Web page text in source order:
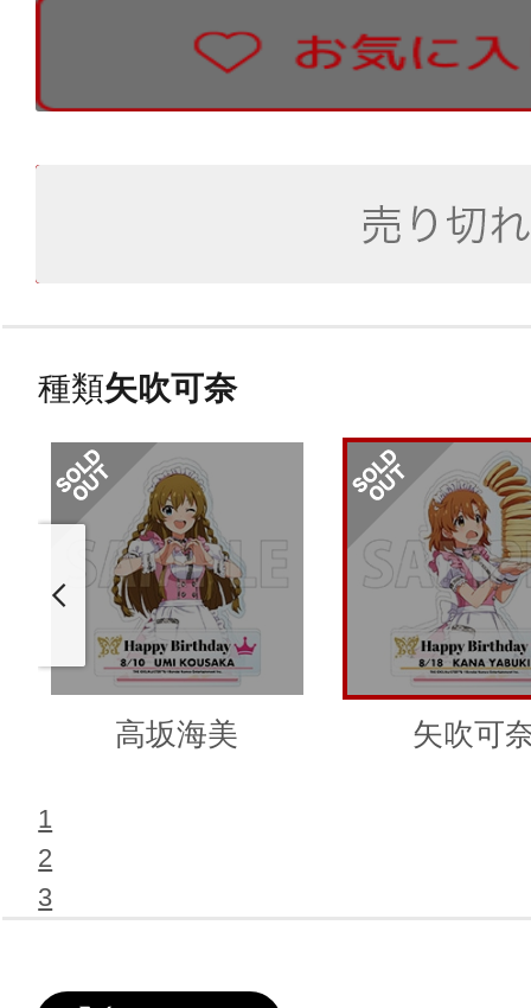
種類矢吹可奈
高坂海美 矢吹可
1
2
3